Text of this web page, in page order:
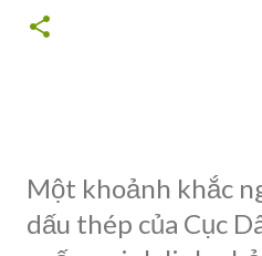
Một khoảnh khắc
dấu thép của Cục